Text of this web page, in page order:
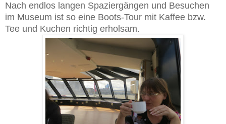
Nach endlos langen Spaziergängen und Besuchen
im Museum ist so eine Boots-Tour mit Kaffee bzw.
Tee und Kuchen richtig erholsam.